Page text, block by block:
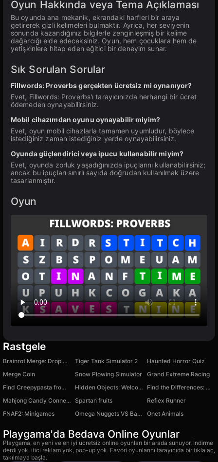
Oyun Hakkında veya Tema Açıklaması
Bu oyunda ana mekanik, ekrandaki harfleri bir araya
getirerek gizli kelimeleri bulmaktır. Ayrıca, her seviyenin
sonunda kazandığınız bilgilerle zenginleşmiş bir kelime
dağarcığı elde edeceksiniz. Oyun, hem çocuklara hem de
yetişkinlere hitap eden eğitici bir deneyim sunar.
Sık Sorulan Sorular
Fillwords: Proverbs gerçekten ücretsiz mi oynanıyor?
Evet, Fillwords: Proverbs'ı tarayıcınızda herhangi bir ücret
ödemeden oynayabilirsiniz.
Mobil cihazımdan oyunu oynayabilir miyim?
Evet, oyun mobil cihazlarla tamamen uyumludur, böylece
istediğiniz zaman istediğiniz yerde oynayabilirsiniz.
Oyunda güçlendirici veya ipucu kullanabilir miyim?
Evet, oyunda zorluk yaşadığınızda ipuçlarını kullanabilirsiniz;
ancak bu ipuçları sınırlı sayıda doğrudan kullanılmak üzere
tasarlanmıştır.
Oyun
Rastgele
Brainrot Merge: Drop Puzzle Tiger Tank Simulator 2
Haunted Horror Quiz
Merge Coin
Snow Plowing Simulator
Grand Extreme Racing
Find Creepypasta from Mine!
Hidden Objects: Welcome to the USSR
Find the Differences: Winter tale
Mahjong Candy Connect
Spartan fruits
Reflex Runner
FNAF2: Minigames
Omega Nuggets VS Bandits: Monster Truck Onet Animals
Playgama'da Bedava Online Oyunlar
Playgama, en yeni ve en iyi ücretsiz online oyunları bir arada sunuyor. İndirme
derdi yok, itici reklam yok, pop-up yok. Favori oyunlarını tarayıcıda bir tıkla aç,
takılmaya başla.